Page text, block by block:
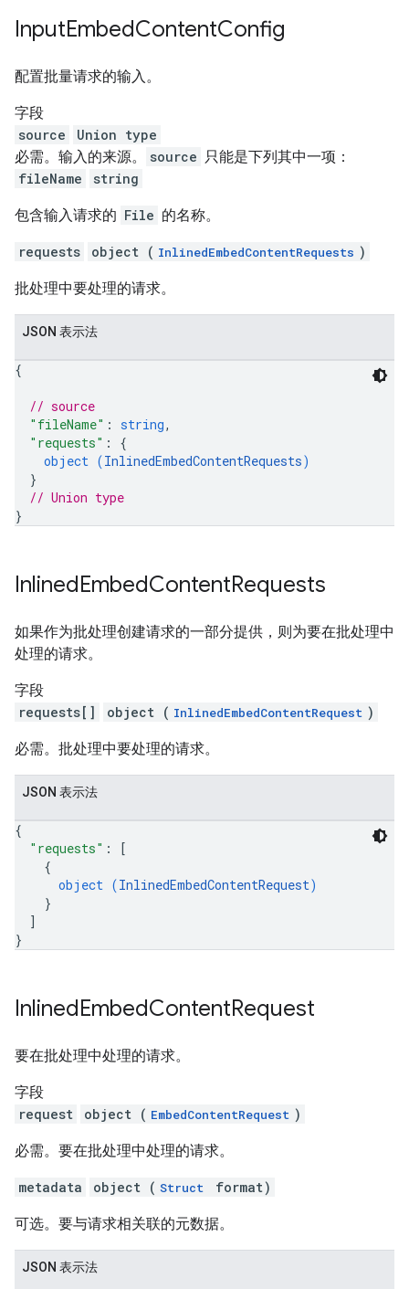
InputEmbedContentConfig
配置批量请求的输入。
字段
source
Union type
必需。输入的来源。
source 只能是下列其中一项：
fileName
string
包含输入请求的 File 的名称。
requests object ( InlinedEmbedContentRequests )
批处理中要处理的请求。
JSON 表示法
{
// source
"fileName" : string,
"requests" : {
object (InlinedEmbedContentRequests)
}
// Union type
}
InlinedEmbedContentRequests
如果作为批处理创建请求的一部分提供，则为要在批处理中
处理的请求。
字段
requests[]
object ( InlinedEmbedContentRequest )
必需。批处理中要处理的请求。
JSON 表示法
{
"requests" :
[
{
object (InlinedEmbedContentRequest)
}
]
}
InlinedEmbedContentRequest
要在批处理中处理的请求。
字段
request
object ( EmbedContentRequest )
必需。要在批处理中处理的请求。
metadata object ( Struct format)
可选。要与请求相关联的元数据。
JSON 表示法